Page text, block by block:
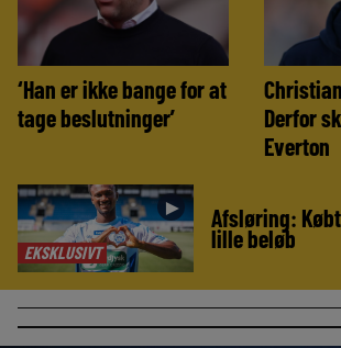
‘Han er ikke bange for at
tage beslutninger’
Derfor
Everton
EKSKLUSIVT
► Afsløring:
lille beløb